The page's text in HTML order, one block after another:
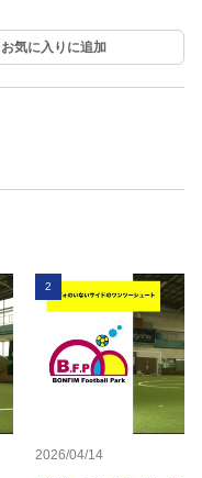
お気に入りに追加
2
2026/04/14